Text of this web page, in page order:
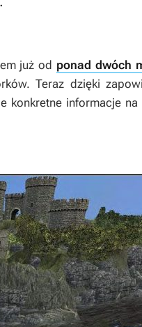
już od ponad dwóch
Teraz dzięki
konkretne informacje